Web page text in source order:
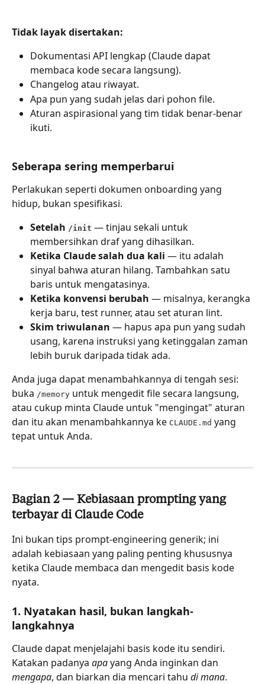
Tidak layak disertakan:
Dokumentasi API lengkap (Claude dapat
membaca kode secara langsung).
Changelog atau riwayat.
Apa pun yang sudah jelas dari pohon file.
Aturan aspirasional yang tim tidak benar-benar
ikuti.
Seberapa sering memperbarui
Perlakukan seperti dokumen onboarding yang
hidup, bukan spesifikasi.
Setelah /init — tinjau sekali untuk
membersihkan draf yang dihasilkan.
Ketika Claude salah dua kali — itu adalah
sinyal bahwa aturan hilang. Tambahkan satu
baris untuk mengatasinya.
Ketika konvensi berubah — misalnya, kerangka
kerja baru, test runner, atau set aturan lint.
Skim triwulanan — hapus apa pun yang sudah
usang, karena instruksi yang ketinggalan zaman
lebih buruk daripada tidak ada.
Anda juga dapat menambahkannya di tengah sesi:
buka /memory untuk mengedit file secara langsung,
atau cukup minta Claude untuk "mengingat" aturan
dan itu akan menambahkannya ke CLAUDE.md yang
tepat untuk Anda.
Bagian 2 — Kebiasaan prompting yang
terbayar di Claude Code
Ini bukan tips prompt-engineering generik; ini
adalah kebiasaan yang paling penting khususnya
ketika Claude membaca dan mengedit basis kode
nyata.
1. Nyatakan hasil, bukan langkah-
langkahnya
Claude dapat menjelajahi basis kode itu sendiri.
Katakan padanya apa yang Anda inginkan dan
mengapa, dan biarkan dia mencari tahu di mana.